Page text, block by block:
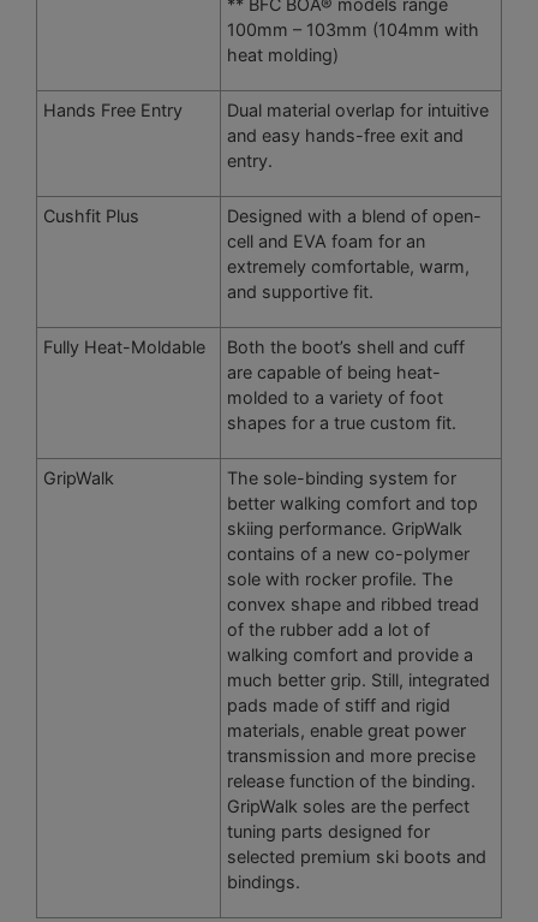
100mm – 103mm (104mm with
heat molding)
Hands Free Entry
Dual material overlap for intuitive
and easy hands-free exit and
entry.
Cushfit Plus
Designed with a blend of open-
cell and EVA foam for an
extremely comfortable, warm,
and supportive fit.
Fully Heat-Moldable
Both the boot’s shell and cuff
are capable of being heat-
molded to a variety of foot
shapes for a true custom fit.
GripWalk
The sole-binding system for
better walking comfort and top
skiing performance. GripWalk
contains of a new co-polymer
sole with rocker profile. The
convex shape and ribbed tread
of the rubber add a lot of
walking comfort and provide a
much better grip. Still, integrated
pads made of stiff and rigid
materials, enable great power
transmission and more precise
release function of the binding.
GripWalk soles are the perfect
tuning parts designed for
selected premium ski boots and
bindings.